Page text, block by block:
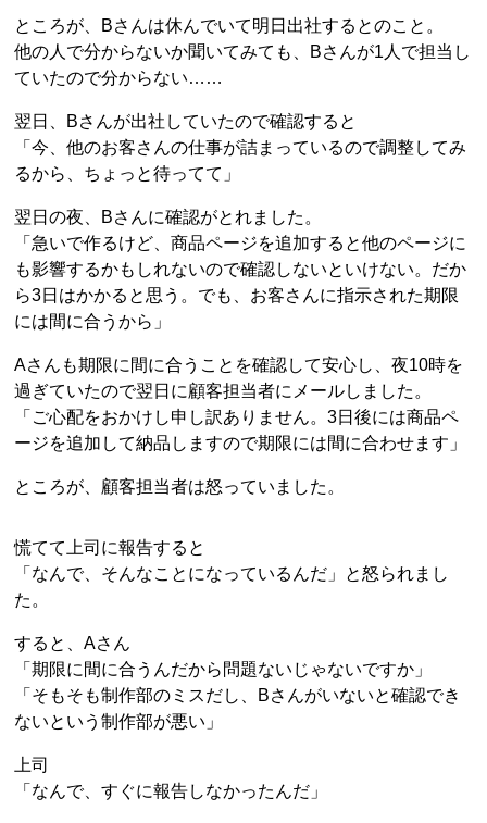
ところが、Bさんは休んでいて明日出社するとのこと。
他の人で分からないか聞いてみても、Bさんが1人で担当し
ていたので分からない……
翌日、Bさんが出社していたので確認すると
「今、他のお客さんの仕事が詰まっているので調整してみ
るから、ちょっと待ってて」
翌日の夜、Bさんに確認がとれました。
「急いで作るけど、商品ページを追加すると他のページに
も影響するかもしれないので確認しないといけない。だか
ら3日はかかると思う。でも、お客さんに指示された期限
には間に合うから」
Aさんも期限に間に合うことを確認して安心し、夜10時を
過ぎていたので翌日に顧客担当者にメールしました。
「ご心配をおかけし申し訳ありません。3日後には商品ペ
ージを追加して納品しますので期限には間に合わせます」
ところが、顧客担当者は怒っていました。
慌てて上司に報告すると
「なんで、そんなことになっているんだ」と怒られまし
た。
すると、Aさん
「期限に間に合うんだから問題ないじゃないですか」
「そもそも制作部のミスだし、Bさんがいないと確認でき
ないという制作部が悪い」
上司
「なんで、すぐに報告しなかったんだ」